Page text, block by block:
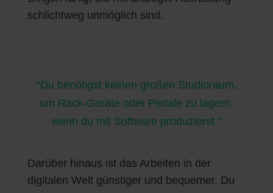
schlichtweg unmöglich sind.
“Du benötigst keinen großen Studioraum,
um Rack-Geräte oder Pedale zu lagern,
wenn du mit Software produzierst.”
Darüber hinaus ist das Arbeiten in der
digitalen Welt günstiger und bequemer. Du